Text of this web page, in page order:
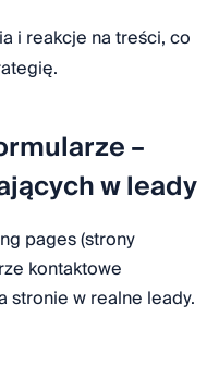
i reakcje na treści, co
–
w leady
pages (strony
kontaktowe
stronie w realne leady.